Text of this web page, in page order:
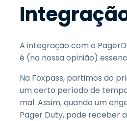
Integração
A integração com o
é (na nossa opinião)
Na Foxpass, partimos do
um certo período de
mal. Assim, quando um
Pager Duty, pode receber